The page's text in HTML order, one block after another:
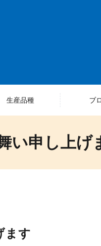
生産品種 ブ
い申し上げ
ます